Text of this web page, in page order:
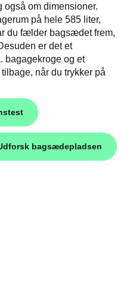
også om dimensioner.
på hele 585 liter,
du fælder bagsædet frem,
er det et
bagagekroge og et
når du trykker på
bagsædepladsen